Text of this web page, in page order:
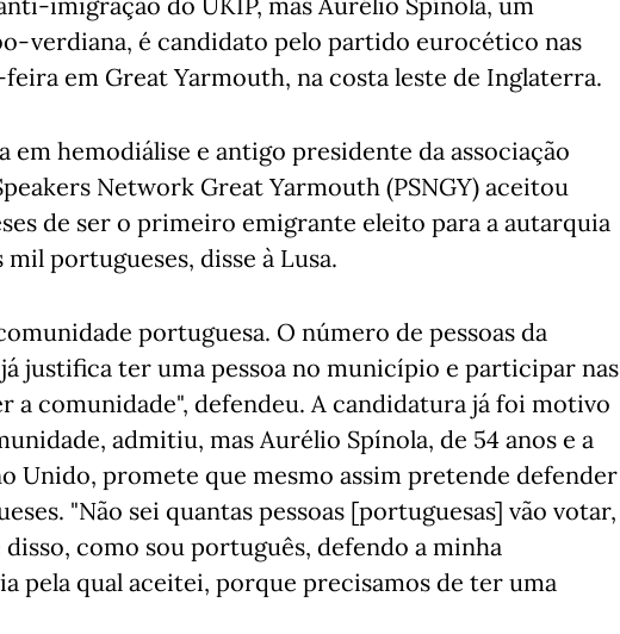
verdiana, é candidato pelo partido eurocético nas
em Great Yarmouth, na costa leste de Inglaterra.
em hemodiálise e antigo presidente da associação
Network Great Yarmouth (PSNGY) aceitou
de ser o primeiro emigrante eleito para a autarquia
portugueses, disse à Lusa.
portuguesa. O número de pessoas da
justifica ter uma pessoa no município e participar nas
a comunidade", defendeu. A candidatura já foi motivo
admitiu, mas Aurélio Spínola, de 54 anos e a
Unido, promete que mesmo assim pretende defender
"Não sei quantas pessoas [portuguesas] vão votar,
como sou português, defendo a minha
pela qual aceitei, porque precisamos de ter uma